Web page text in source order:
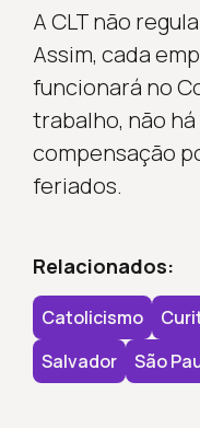
A CLT não
Assim, cada
funcionará no
trabalho, não
compensação
feriados.
Relacionados:
Catolicismo
Salvador
São